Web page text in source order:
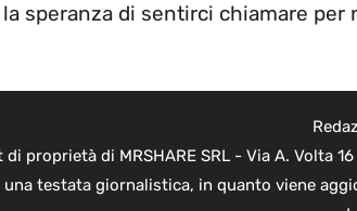
speranza di sentirci chiamare per
proprietà di MRSHARE SRL - Via A. Volta
una testata giornalistica, in quanto viene